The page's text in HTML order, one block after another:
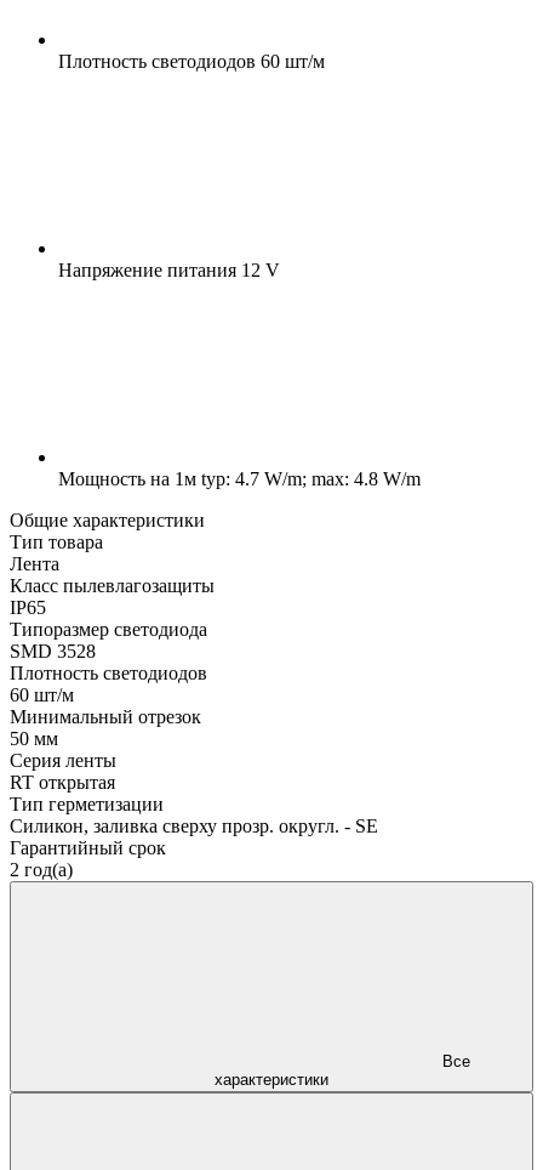
Плотность светодиодов 60 шт/м
Напряжение питания 12 V
Мощность на 1м typ: 4.7 W/m; max: 4.8 W/m
Общие характеристики
Тип товара
Лента
Класс пылевлагозащиты
IP65
Типоразмер светодиода
SMD 3528
Плотность светодиодов
60 шт/м
Минимальный отрезок
50 мм
Серия ленты
RT открытая
Тип герметизации
Силикон, заливка сверху прозр. округл. - SE
Гарантийный срок
2 год(а)
характеристики